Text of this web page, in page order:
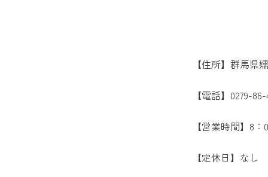
【住所】群馬県
【電話】0279-86-
【営業時間】8：
【定休日】なし